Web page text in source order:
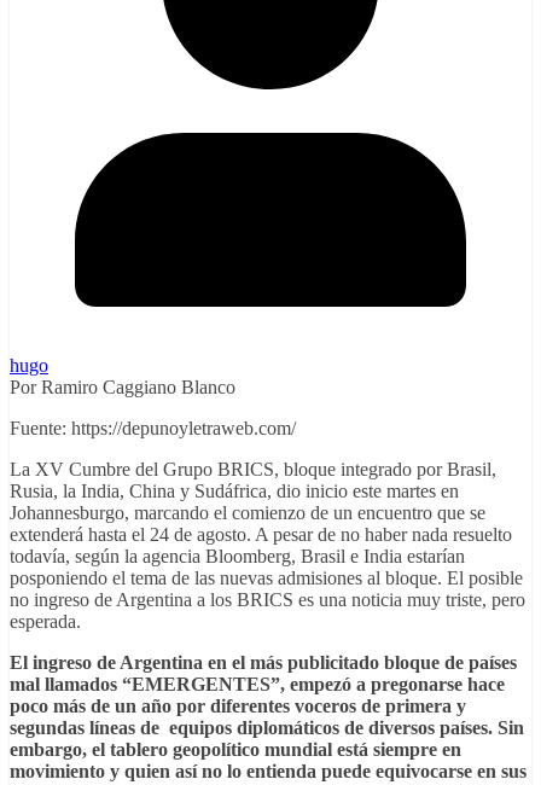
hugo
Por Ramiro Caggiano Blanco
Fuente: https://depunoyletraweb.com/
La XV Cumbre del Grupo BRICS, bloque integrado por Brasil,
Rusia, la India, China y Sudáfrica, dio inicio este martes en
Johannesburgo, marcando el comienzo de un encuentro que se
extenderá hasta el 24 de agosto. A pesar de no haber nada resuelto
todavía, según la agencia Bloomberg, Brasil e India estarían
posponiendo el tema de las nuevas admisiones al bloque. El posible
no ingreso de Argentina a los BRICS es una noticia muy triste, pero
esperada.
El ingreso de Argentina en el más publicitado bloque de países
mal llamados “EMERGENTES”, empezó a pregonarse hace
poco más de un año por diferentes voceros de primera y
segundas líneas de equipos diplomáticos de diversos países. Sin
embargo, el tablero geopolítico mundial está siempre en
movimiento y quien así no lo entienda puede equivocarse en sus